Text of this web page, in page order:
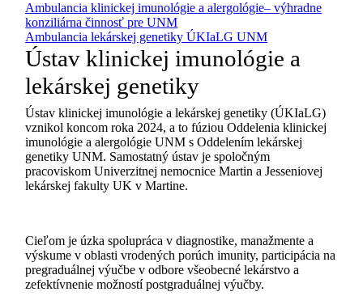
Ambulancia klinickej imunológie a alergológie– výhradne
konziliárna činnosť pre UNM
Ambulancia lekárskej genetiky ÚKIaLG UNM
Ústav klinickej imunológie a
lekárskej genetiky
Ústav klinickej imunológie a lekárskej genetiky (ÚKIaLG)
vznikol koncom roka 2024, a to fúziou Oddelenia klinickej
imunológie a alergológie UNM s Oddelením lekárskej
genetiky UNM. Samostatný ústav je spoločným
pracoviskom Univerzitnej nemocnice Martin a Jesseniovej
lekárskej fakulty UK v Martine.
Cieľom je úzka spolupráca v diagnostike, manažmente a
výskume v oblasti vrodených porúch imunity, participácia na
pregraduálnej výučbe v odbore všeobecné lekárstvo a
zefektívnenie možností postgraduálnej výučby.